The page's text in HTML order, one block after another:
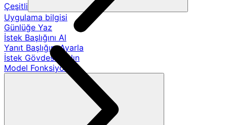
Çeşitli
Uygulama bilgisi
Günlüğe Yaz
İstek Başlığını Al
Yanıt Başlığını Ayarla
İstek Gövdesini Alın
Model Fonksiyonları